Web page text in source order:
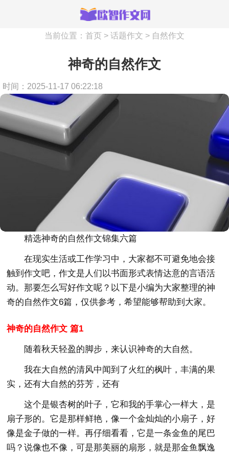
当前位置： 首页 > 话题作文 > 自然作文
神奇的自然作文
时间：2025-11-17 06:22:18
精选神奇的自然作文锦集六篇
在现实生活或工作学习中，大家都不可避免地会接
触到作文吧，作文是人们以书面形式表情达意的言语活
动。那要怎么写好作文呢？以下是小编为大家整理的神
奇的自然作文6篇，仅供参考，希望能够帮助到大家。
神奇的自然作文 篇1
随着秋天轻盈的脚步，来认识神奇的大自然。
我在大自然的清风中闻到了火红的枫叶，丰满的果
实，还有大自然的芬芳，还有
这个是银杏树的叶子，它和我的手掌心一样大，是
扇子形的。它是那样鲜艳，像一个金灿灿的小扇子，好
像是金子做的一样。再仔细看看，它是一条金鱼的尾巴
吗？说像也不像，可是那美丽的扇形，就是那金鱼飘逸